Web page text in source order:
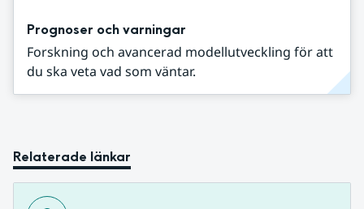
Prognoser och varningar
Forskning och avancerad modellutveckling för att
du ska veta vad som väntar.
Relaterade länkar